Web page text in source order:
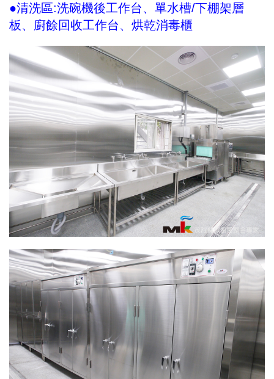
●清洗區:洗碗機後工作台、單水槽/下棚架層
板、廚餘回收工作台、烘乾消毒櫃